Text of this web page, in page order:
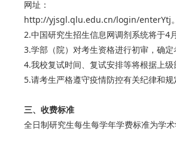
网址：
http://yjsgl.qlu.edu.cn/login/enterYtj。
2.中国研究生招生信息网调剂系统将于4
3.学部（院）对考生资格进行初审，确定
4.我校复试时间、复试安排等将根据上
5.请考生严格遵守疫情防控有关纪律和
三、收费标准
全日制研究生每生每学年学费标准为学